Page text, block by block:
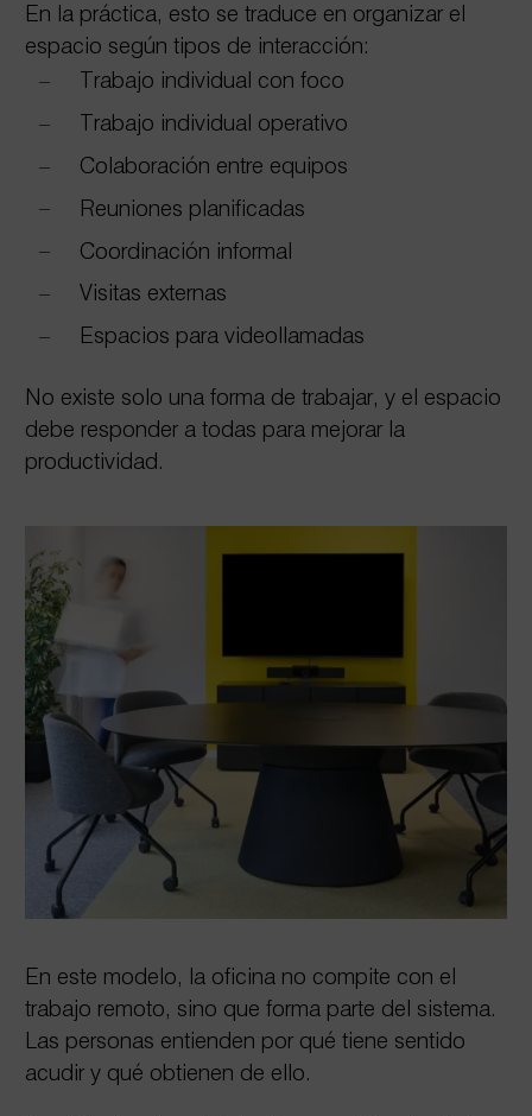
En la práctica, esto se traduce en organizar el
espacio según tipos de interacción:
Trabajo individual con foco
Trabajo individual operativo
Colaboración entre equipos
Reuniones planificadas
Coordinación informal
Visitas externas
Espacios para videollamadas
No existe solo una forma de trabajar, y el espacio
debe responder a todas para mejorar la
productividad.
En este modelo, la oficina no compite con el
trabajo remoto, sino que forma parte del sistema.
Las personas entienden por qué tiene sentido
acudir y qué obtienen de ello.